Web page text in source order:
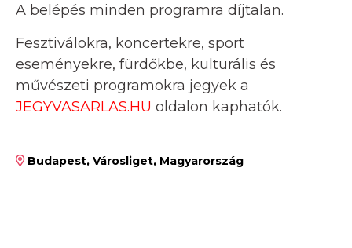
A belépés minden programra díjtalan.
Fesztiválokra, koncertekre, sport
eseményekre, fürdőkbe, kulturális és
művészeti programokra jegyek a
JEGYVASARLAS.HU oldalon kaphatók.
Budapest, Városliget, Magyarország